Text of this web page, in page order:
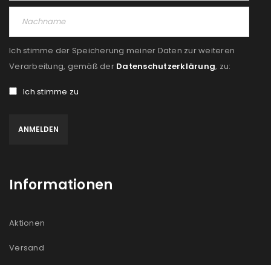
Ich stimme der Speicherung meiner Daten zur weiteren
Verarbeitung, gemäß der Datenschutzerklärung, zu:
Ich stimme zu
Informationen
Aktionen
Versand